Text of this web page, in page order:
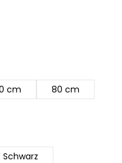
von 5 Sternen
cm
80 cm